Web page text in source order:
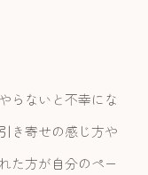
らないと不幸にな
き寄せの感じ方や
た方が自分のペー